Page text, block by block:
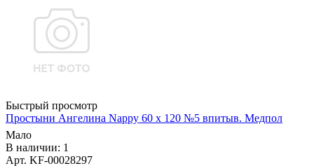
Быстрый просмотр
Простыни Ангелина Nappy 60 х 120 №5 впитыв. Медпол
Мало
В наличии: 1
Арт. KF-00028297